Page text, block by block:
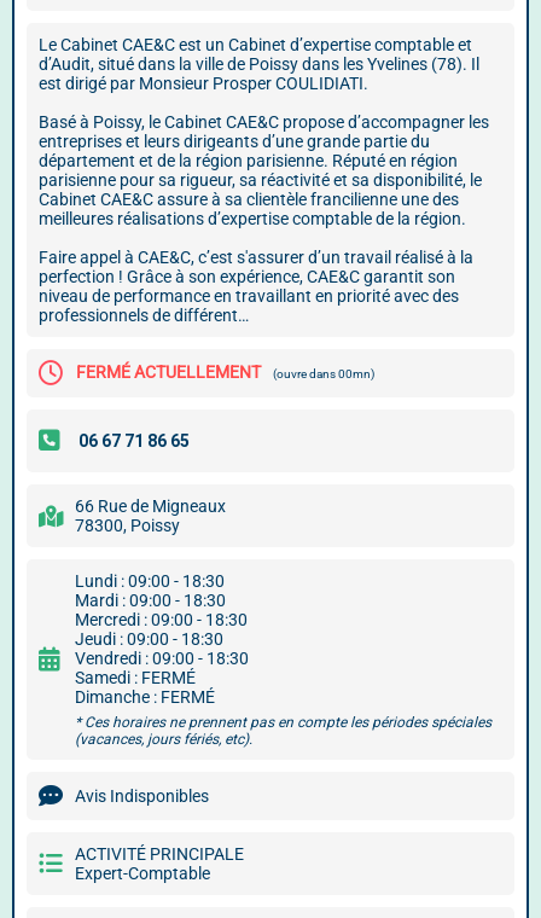
Le Cabinet CAE&C est un Cabinet d’expertise comptable et
d’Audit, situé dans la ville de Poissy dans les Yvelines (78). Il
est dirigé par Monsieur Prosper COULIDIATI.
Basé à Poissy, le Cabinet CAE&C propose d’accompagner les
entreprises et leurs dirigeants d’une grande partie du
département et de la région parisienne. Réputé en région
parisienne pour sa rigueur, sa réactivité et sa disponibilité, le
Cabinet CAE&C assure à sa clientèle francilienne une des
meilleures réalisations d’expertise comptable de la région.
Faire appel à CAE&C, c’est s'assurer d’un travail réalisé à la
perfection ! Grâce à son expérience, CAE&C garantit son
niveau de performance en travaillant en priorité avec des
professionnels de différent…
FERMÉ ACTUELLEMENT (ouvre dans 00mn)
66 Rue de Migneaux
78300, Poissy
Lundi : 09:00 - 18:30
Mardi : 09:00 - 18:30
Mercredi : 09:00 - 18:30
Jeudi : 09:00 - 18:30
Vendredi : 09:00 - 18:30
Samedi : FERMÉ
Dimanche : FERMÉ
* Ces horaires ne prennent pas en compte les périodes spéciales
(vacances, jours fériés, etc).
Avis Indisponibles
ACTIVITÉ PRINCIPALE
Expert-Comptable